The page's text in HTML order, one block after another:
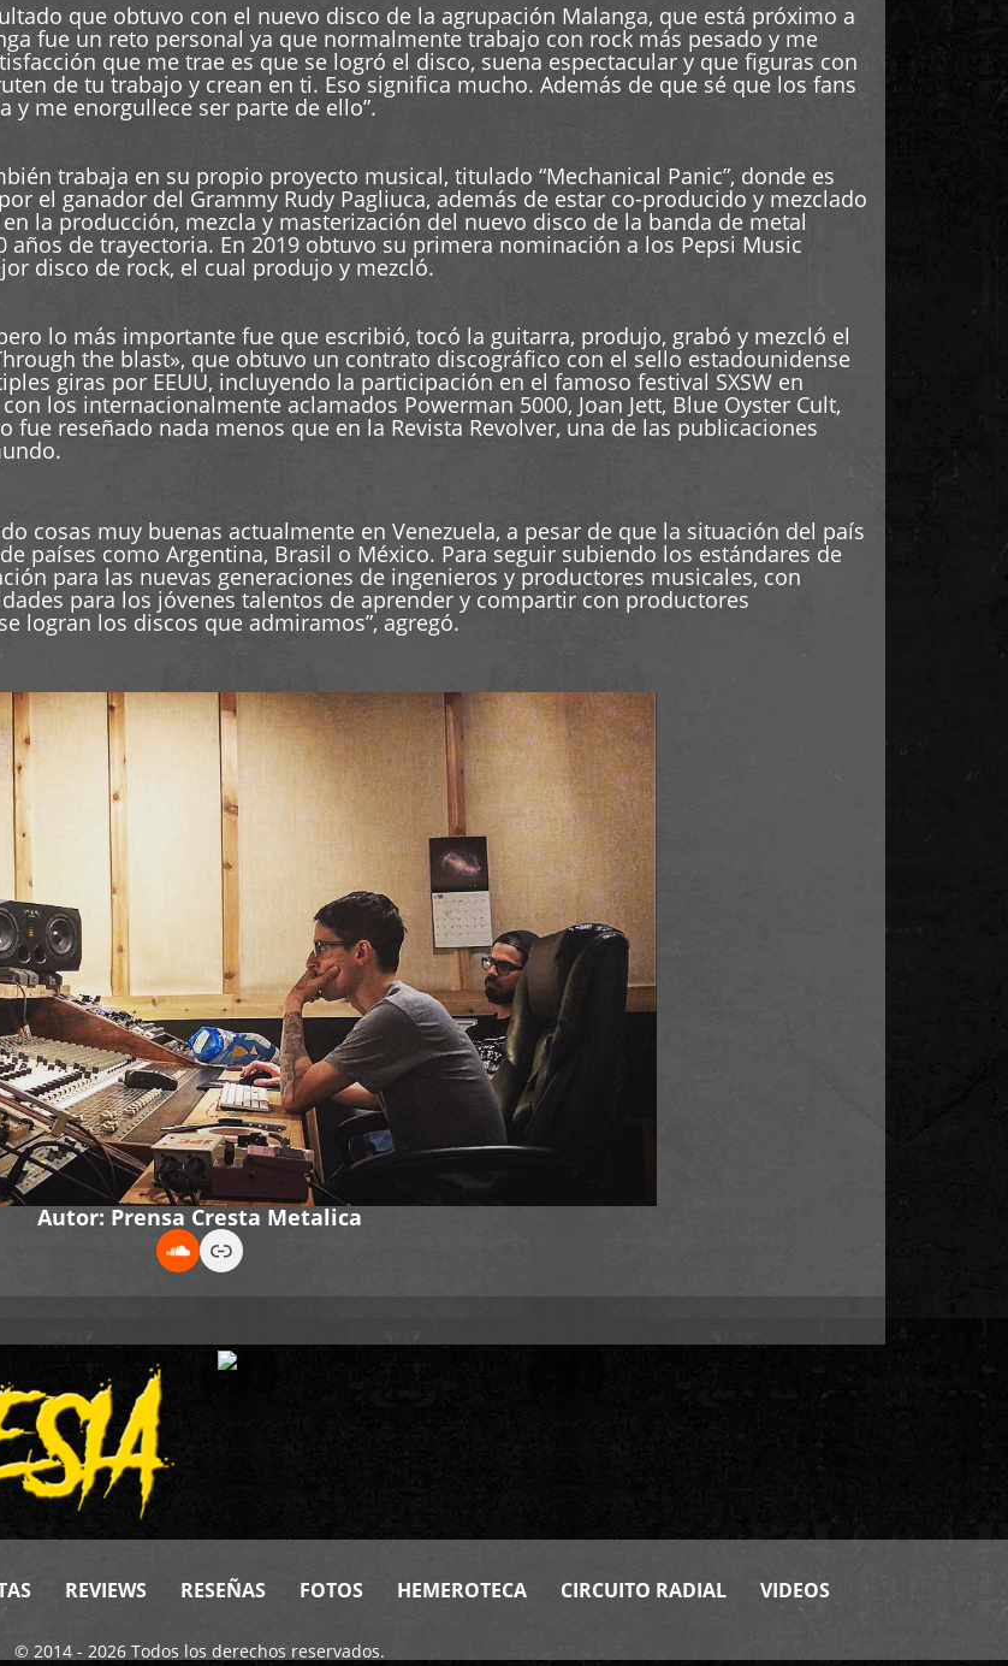
que obtuvo con el nuevo disco de la agrupación Malanga, que está próximo a
fue un reto personal ya que normalmente trabajo con rock más pesado y me
que me trae es que se logró el disco, suena espectacular y que figuras con
de tu trabajo y crean en ti. Eso significa mucho. Además de que sé que los fans
y me enorgullece ser parte de ello”.
trabaja en su propio proyecto musical, titulado “Mechanical Panic”, donde es
el ganador del Grammy Rudy Pagliuca, además de estar co-producido y mezclado
la producción, mezcla y masterización del nuevo disco de la banda de metal
años de trayectoria. En 2019 obtuvo su primera nominación a los Pepsi Music
disco de rock, el cual produjo y mezcló.
lo más importante fue que escribió, tocó la guitarra, produjo, grabó y mezcló el
the blast», que obtuvo un contrato discográfico con el sello estadounidense
giras por EEUU, incluyendo la participación en el famoso festival SXSW en
los internacionalmente aclamados Powerman 5000, Joan Jett, Blue Oyster Cult,
fue reseñado nada menos que en la Revista Revolver, una de las publicaciones
cosas muy buenas actualmente en Venezuela, a pesar de que la situación del país
países como Argentina, Brasil o México. Para seguir subiendo los estándares de
para las nuevas generaciones de ingenieros y productores musicales, con
para los jóvenes talentos de aprender y compartir con productores
logran los discos que admiramos”, agregó.
Autor: Prensa Cresta Metalica
Soundcloud
Link
REVIEWS RESEÑAS FOTOS HEMEROTECA CIRCUITO RADIAL VIDEOS
© 2014 - 2026 Todos los derechos reservados.